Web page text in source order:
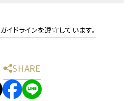
ドラインを遵守しています。
SHARE